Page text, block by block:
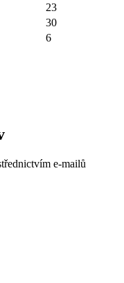
23
30
6
e-mailů